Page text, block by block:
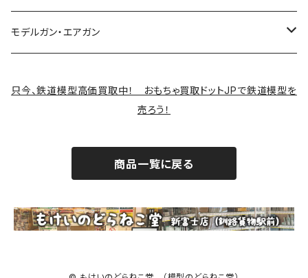
モデルガン・エアガン
只今、鉄道模型高価買取中！ おもちゃ買取ドットJPで鉄道模型を
売ろう！
商品一覧に戻る